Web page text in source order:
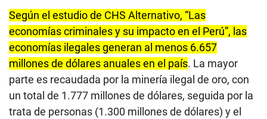
Según el estudio de CHS Alternativo, “Las
economías criminales y su impacto en el Perú”, las
economías ilegales generan al menos 6.657
millones de dólares anuales en el país. La mayor
parte es recaudada por la minería ilegal de oro, con
un total de 1.777 millones de dólares, seguida por la
trata de personas (1.300 millones de dólares) y el